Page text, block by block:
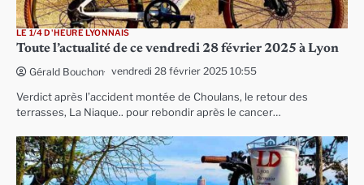
LE 1/4 D'HEURE LYONNAIS
Toute l’actualité de ce vendredi 28 février 2025 à Lyon
Gérald Bouchon vendredi 28 février 2025 10:55
Verdict après l’accident montée de Choulans, le retour des
terrasses, La Niaque.. pour rebondir après le cancer…